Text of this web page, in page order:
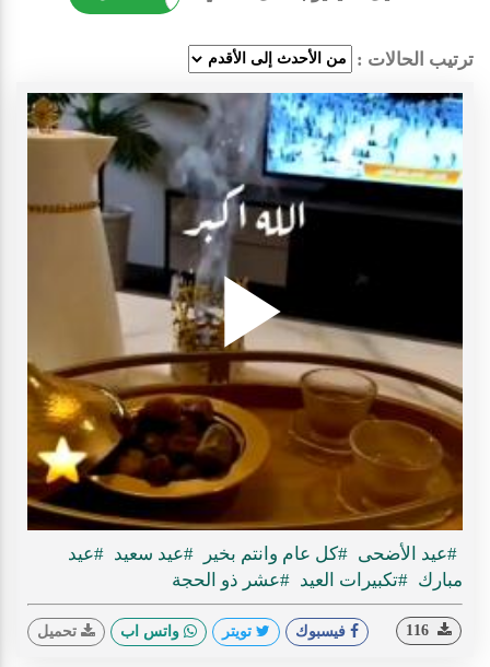
ترتيب الحالات :
Play
#عيد الأضحى #كل عام وانتم بخير #عيد سعيد #عيد
مبارك #تكبيرات العيد #عشر ذو الحجة
فيسبوك تويتر واتس اب تحميل